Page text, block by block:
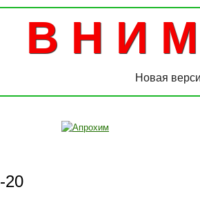
В Н И
Новая
20